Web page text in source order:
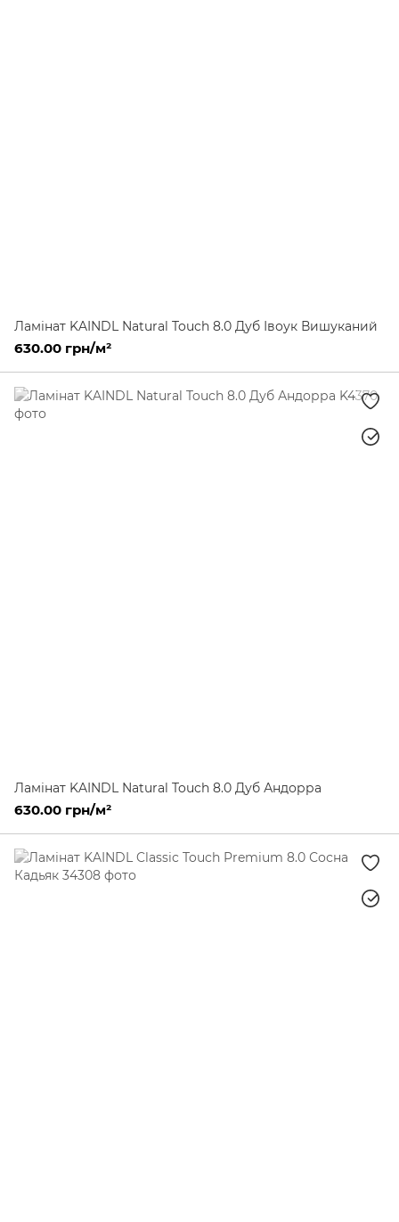
Ламінат KAINDL Natural Touch 8.0 Дуб Івоук Вишуканий
630.00 грн/м²
Ламінат KAINDL Natural Touch 8.0 Дуб Андорра
630.00 грн/м²